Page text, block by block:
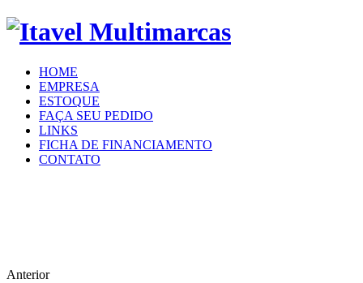
HOME
EMPRESA
ESTOQUE
FAÇA SEU PEDIDO
LINKS
FICHA DE FINANCIAMENTO
CONTATO
Anterior